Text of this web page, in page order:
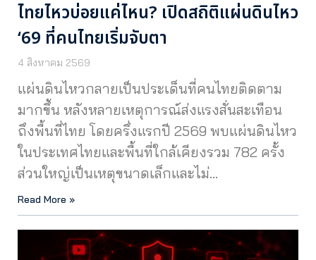
ไทยไหวบ่อยแค่ไหน? เปิดสถิติแผ่นดินไหว
‘69 ที่คนไทยเริ่มจับตา
4 สิงหาคม 2569
แผ่นดินไหวกลายเป็นประเด็นที่คนไทยติดตาม
มากขึ้น หลังหลายเหตุการณ์ส่งแรงสั่นสะเทือน
ถึงพื้นที่ไทย โดยครึ่งแรกปี 2569 พบแผ่นดินไหว
ในประเทศไทยและพื้นที่ใกล้เคียงรวม 782 ครั้ง
ส่วนใหญ่เป็นเหตุขนาดเล็กและไม่…
Read More »